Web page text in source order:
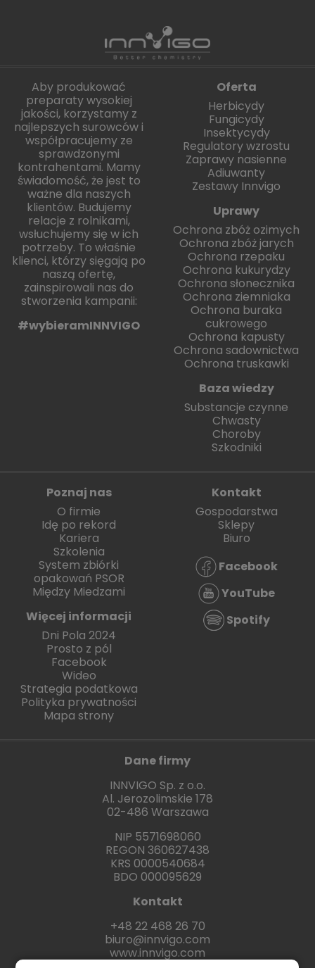
Aby produkować
preparaty wysokiej
jakości, korzystamy z
najlepszych surowców i
współpracujemy ze
sprawdzonymi
kontrahentami. Mamy
świadomość, że jest to
ważne dla naszych
klientów. Budujemy
relacje z rolnikami,
wsłuchujemy się w ich
potrzeby. To właśnie
klienci, którzy sięgają po
naszą ofertę,
zainspirowali nas do
stworzenia kampanii:
#wybieramINNVIGO
Oferta
Herbicydy
Fungicydy
Insektycydy
Regulatory wzrostu
Zaprawy nasienne
Adiuwanty
Zestawy Innvigo
Uprawy
Ochrona zbóż ozimych
Ochrona zbóż jarych
Ochrona rzepaku
Ochrona kukurydzy
Ochrona słonecznika
Ochrona ziemniaka
Ochrona buraka
cukrowego
Ochrona kapusty
Ochrona sadownictwa
Ochrona truskawki
Baza wiedzy
Substancje czynne
Chwasty
Choroby
Szkodniki
Poznaj nas
O firmie
Idę po rekord
Kariera
Szkolenia
System zbiórki
opakowań PSOR
Między Miedzami
Więcej informacji
Dni Pola 2024
Prosto z pól
Facebook
Wideo
Strategia podatkowa
Polityka prywatności
Mapa strony
Kontakt
Gospodarstwa
Sklepy
Biuro
Facebook
YouTube
Spotify
Dane firmy
INNVIGO Sp. z o.o.
Al. Jerozolimskie 178
02-486 Warszawa
NIP 5571698060
REGON 360627438
KRS 0000540684
BDO 000095629
Kontakt
+48 22 468 26 70
biuro@innvigo.com
www.innvigo.com